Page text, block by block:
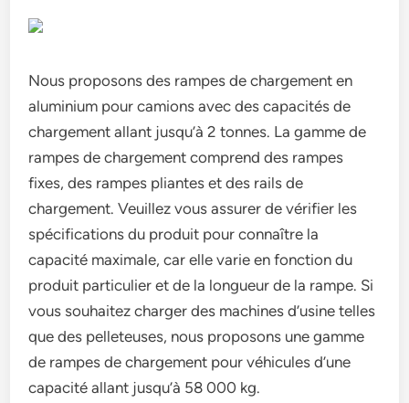
Nous proposons des rampes de chargement en
aluminium pour camions avec des capacités de
chargement allant jusqu’à 2 tonnes. La gamme de
rampes de chargement comprend des rampes
fixes, des rampes pliantes et des rails de
chargement. Veuillez vous assurer de vérifier les
spécifications du produit pour connaître la
capacité maximale, car elle varie en fonction du
produit particulier et de la longueur de la rampe. Si
vous souhaitez charger des machines d’usine telles
que des pelleteuses, nous proposons une gamme
de rampes de chargement pour véhicules d’une
capacité allant jusqu’à 58 000 kg.